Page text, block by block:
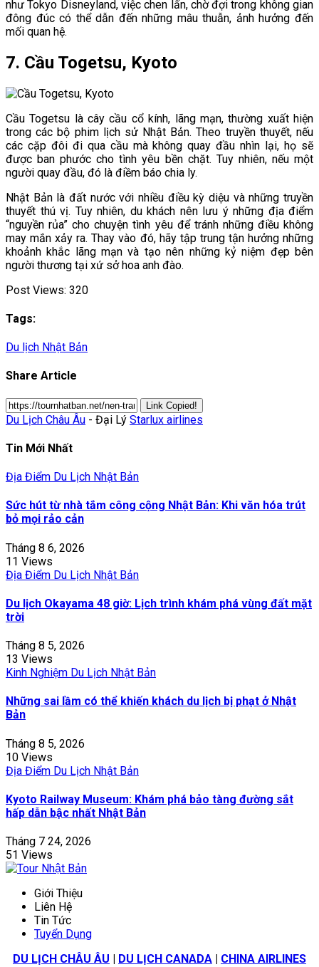
như Tokyo Disneyland, việc chen lấn, chờ đợi trong không gian
đông đúc có thể dẫn đến những mâu thuẫn, ảnh hưởng đến
mối quan hệ.
7. Cầu Togetsu, Kyoto
Cầu Togetsu là cây cầu cổ kính, lãng mạn, thường xuất hiện
trong các bộ phim lịch sử Nhật Bản. Theo truyền thuyết, nếu
các cặp đôi đi qua cầu mà không quay đầu nhìn lại, họ sẽ
được ban phước cho tình yêu bền chặt. Tuy nhiên, nếu một
người quay đầu, đó là điềm báo chia ly.
Nhật Bản là đất nước với nhiều điều kỳ diệu và những truyền
thuyết thú vị. Tuy nhiên, du khách nên lưu ý những địa điểm
“nguyền rủa” cho chuyện tình yêu để tránh những điều không
may mắn xảy ra. Thay vào đó, hãy tập trung tận hưởng những
khoảnh khắc lãng mạn và tạo nên những kỷ niệm đẹp bên
người thương tại xứ sở hoa anh đào.
Post Views: 320
Tags:
Du lịch Nhật Bản
Share Article
Link Copied!
Du Lịch Châu Âu - Đại Lý Starlux airlines
Tin Mới Nhất
Địa Điểm Du Lịch Nhật Bản
Sức hút từ nhà tắm công cộng Nhật Bản: Khi văn hóa trút
bỏ mọi rảo cản
Tháng 8 6, 2026
11 Views
Địa Điểm Du Lịch Nhật Bản
Du lịch Okayama 48 giờ: Lịch trình khám phá vùng đất mặt
trời
Tháng 8 5, 2026
13 Views
Kinh Nghiệm Du Lịch Nhật Bản
Những sai lầm có thể khiến khách du lịch bị phạt ở Nhật
Bản
Tháng 8 5, 2026
10 Views
Địa Điểm Du Lịch Nhật Bản
Kyoto Railway Museum: Khám phá bảo tàng đường sắt
hấp dẫn bậc nhất Nhật Bản
Tháng 7 24, 2026
51 Views
Giới Thiệu
Liên Hệ
Tin Tức
Tuyển Dụng
DU LỊCH CHÂU ÂU
DU LỊCH CANADA CHINA AIRLINES